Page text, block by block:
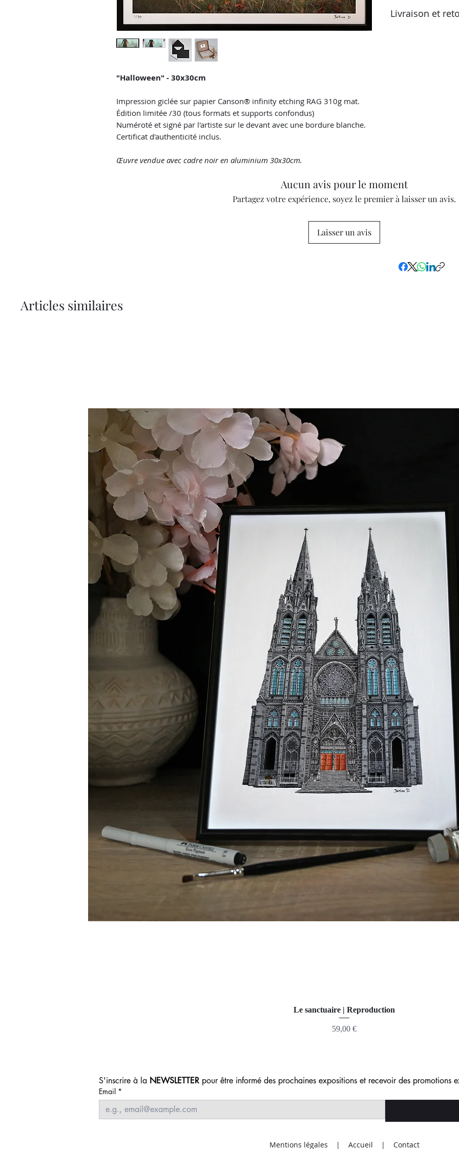
"Halloween" - 30x30cm
Impression giclée sur papier Canson® infinity etching RAG 310g mat.
Édition limitée /30 (tous formats et supports confondus)
Numéroté et signé par l'artiste sur le devant avec une bordure blanche.
Certificat d'authenticité inclus.
Œuvre vendue avec cadre noir en aluminium 30x30cm.
pays actuel
Livraison et
Aucun avis pour le moment
Partagez votre expérience, soyez le premier à laisser un avis.
Laisser un avis
Articles similaires
Le sanctuaire | Reproduction
Prix
59,00 €
S'inscrire à la NEWSLETTER pour être informé des prochaines expositions et recevoir des promotions
Email *
Mentions légales | Accueil | Contact